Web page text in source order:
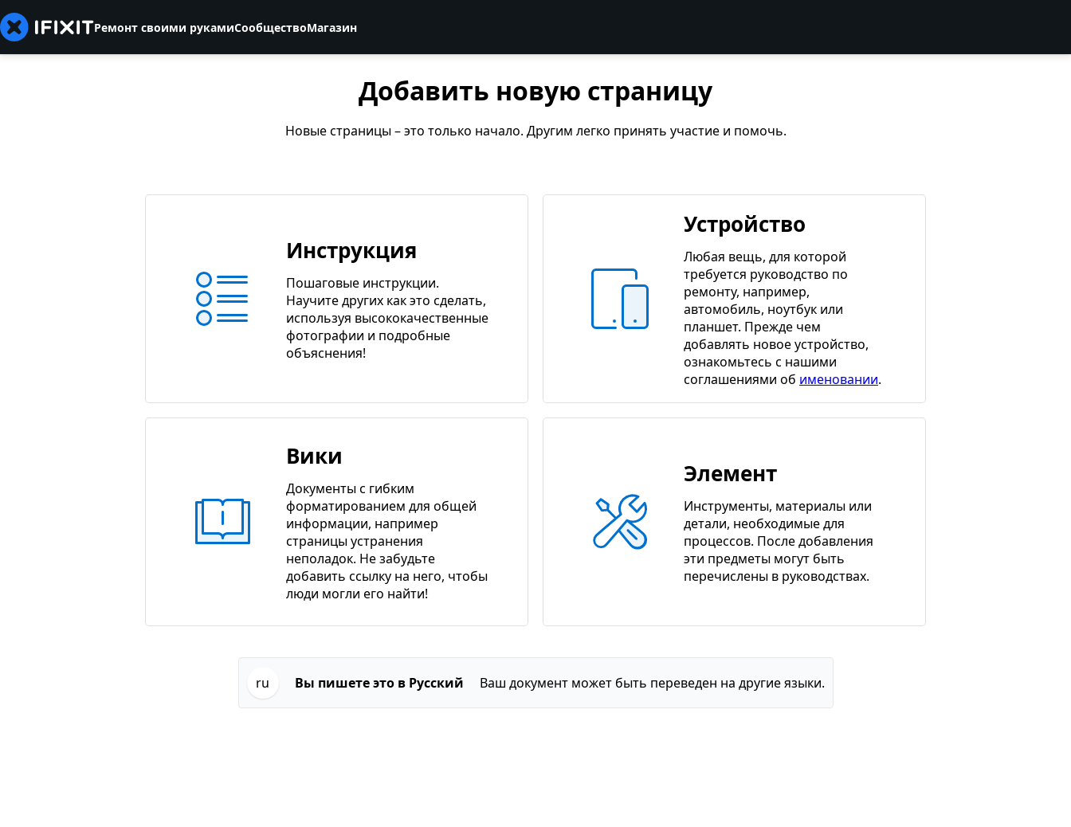
Ремонт своими рукамиСообществоМагазин
Добавить новую страницу
Новые страницы – это только начало. Другим легко принять участие и помочь.
Инструкция
Пошаговые инструкции.
Научите других как это сделать,
используя высококачественные
фотографии и подробные
объяснения!
Устройство
Любая вещь, для которой
требуется руководство по
ремонту, например,
автомобиль, ноутбук или
планшет. Прежде чем
добавлять новое устройство,
ознакомьтесь с нашими
соглашениями об именовании.
Вики
Документы с гибким
форматированием для общей
информации, например
страницы устранения
неполадок. Не забудьте
добавить ссылку на него, чтобы
люди могли его найти!
Элемент
Инструменты, материалы или
детали, необходимые для
процессов. После добавления
эти предметы могут быть
перечислены в руководствах.
ru Вы пишете это в Русский Ваш документ может быть переведен на другие языки.